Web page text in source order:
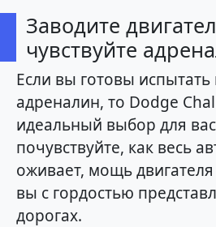
Заводите
чувствуйте
Если вы готовы
адреналин, то Dodge
идеальный выбор для
почувствуйте, как весь
оживает, мощь
вы с гордостью
дорогах.